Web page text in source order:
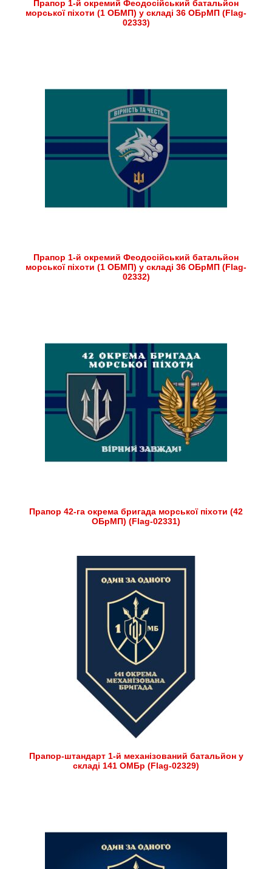
Прапор 1-й окремий Феодосійський батальйон
морської піхоти (1 ОБМП) у складі 36 ОБрМП (Flag-
02333)
Прапор 1-й окремий Феодосійський батальйон
морської піхоти (1 ОБМП) у складі 36 ОБрМП (Flag-
02332)
Прапор 42-га окрема бригада морської піхоти (42
ОБрМП) (Flag-02331)
Прапор-штандарт 1-й механізований батальйон у
складі 141 ОМБр (Flag-02329)